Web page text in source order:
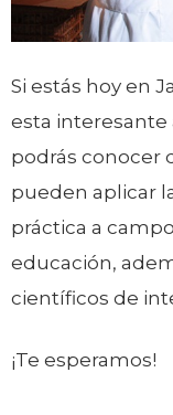
Si estás hoy en
esta interesante
podrás conocer
pueden aplicar
práctica a
educación,
científicos de
¡Te esperamos!